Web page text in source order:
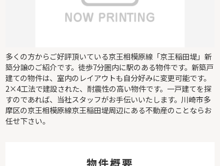
多くの方からご好評頂いている京王相模原線「京王稲田堤」新
築分譲のご紹介です。徒歩7分圏内に駅のある物件です。新築戸
建ての物件は、室内のレイアウトも自分好みに変更可能です。
2×4工法で建設された、耐震性の高い物件です。一戸建てを探
すのであれば、当社スタッフがお手伝いいたします。川崎市多
摩区の京王相模原線京王稲田堤周辺にある不動産のことならお
任せ下さい。
物件概要